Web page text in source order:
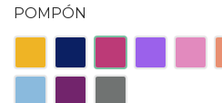
POMPÓN
AmarilloAzul
Oscuro
Fucsia
CelesteMorado